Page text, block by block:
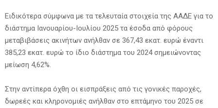
Ειδικότερα σύμφωνα με τα τελευταία στοιχεία της ΑΑΔΕ για το
διάστημα Ιανουαρίου-Ιουλίου 2025 τα έσοδα από φόρους
μεταβιβάσεις ακινήτων ανήλθαν σε 367,43 εκατ. ευρώ έναντι
385,23 εκατ. ευρώ το ίδιο διάστημα του 2024 σημειώνοντας
μείωση 4,62%.
Στην αντίπερα όχθη οι εισπράξεις από τις γονικές παροχές,
δωρεές και κληρονομιές ανήλθαν στο επτάμηνο του 2025 σε